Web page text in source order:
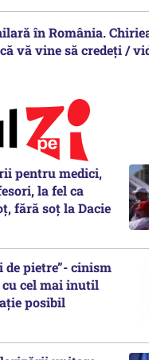
în România.
vă vine să credeți /
pentru medici,
la fel ca
fără soț la Dacie
de pietre”- cinism
cel mai inutil
posibil